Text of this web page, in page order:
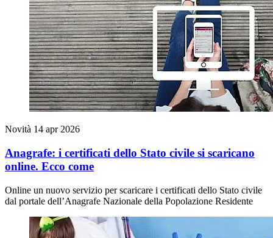
Novità 14 apr 2026
Anagrafe: i certificati dello Stato civile si scaricano
online. Ecco come
Online un nuovo servizio per scaricare i certificati dello Stato civile
dal portale dell’Anagrafe Nazionale della Popolazione Residente